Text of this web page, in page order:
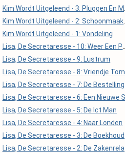
Kim Wordt Uitgeleend - 1: Vondeling
Lisa, De Secretaresse - 9: Lustrum
Lisa, De Secretaresse - 8: Vriendje Tom
Lisa, De Secretaresse - 7: De Bestelling
Lisa, De Secretaresse - 5: De Ict Man
Lisa, De Secretaresse - 4: Naar Londen